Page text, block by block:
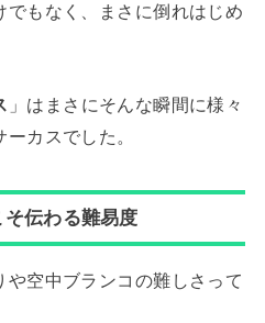
でもなく、まさに倒れはじめ
」はまさにそんな瞬間に様々
カスでした。
伝わる難易度
空中ブランコの難しさって